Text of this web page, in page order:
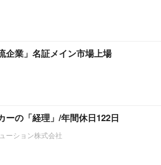
企業」名証メイン市場上場
ーの「経理」/年間休日122日
ーション株式会社